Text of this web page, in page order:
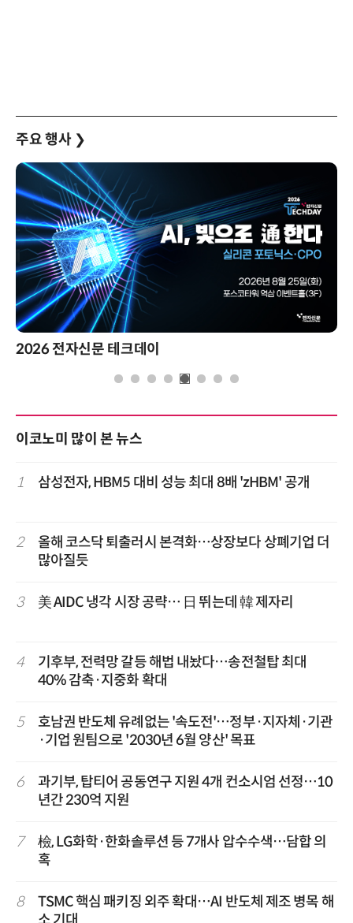
주요 행사 ❯
2026 전자신문 테크데이
이코노미 많이 본 뉴스
1 삼성전자, HBM5 대비 성능 최대 8배 'zHBM' 공개
2
올해 코스닥 퇴출러시 본격화…상장보다 상폐기업 더
많아질듯
3 美 AIDC 냉각 시장 공략… 日 뛰는데 韓 제자리
4
기후부, 전력망 갈등 해법 내놨다…송전철탑 최대
40% 감축·지중화 확대
5
호남권 반도체 유례없는 '속도전'…정부·지자체·기관
·기업 원팀으로 '2030년 6월 양산' 목표
6
과기부, 탑티어 공동연구 지원 4개 컨소시엄 선정…10
년간 230억 지원
7
檢, LG화학·한화솔루션 등 7개사 압수수색…담합 의
혹
8
TSMC 핵심 패키징 외주 확대…AI 반도체 제조 병목 해